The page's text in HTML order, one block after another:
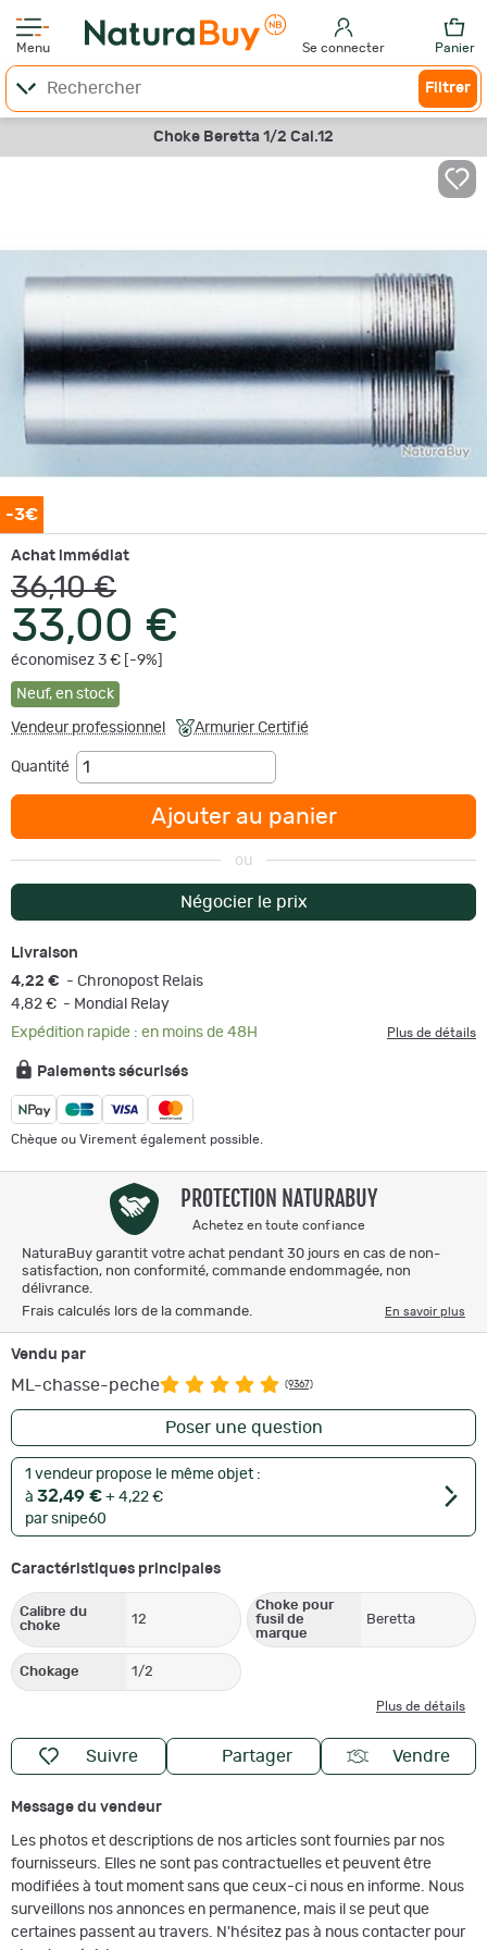
Menu Se connecter Panier
Filtrer
Choke Beretta 1/2 Cal.12
-3€
Achat immédiat
36,10 €
33,00 €
économisez 3 € [-9%]
Neuf, en stock
Vendeur professionnel Armurier Certifié
Quantité
Ajouter au panier
ou
Négocier le prix
Livraison
4,22 € - Chronopost Relais
4,82 € - Mondial Relay
Expédition rapide : en moins de 48H
Plus de détails
Paiements sécurisés
Chèque ou Virement également possible.
PROTECTION NATURABUY
Achetez en toute confiance
NaturaBuy garantit votre achat pendant 30 jours en cas de non-
satisfaction, non conformité, commande endommagée, non
délivrance.
Frais calculés lors de la commande.
En savoir plus
Vendu par
ML-chasse-peche (9367)
Poser une question
1 vendeur propose le même objet :
à 32,49 € + 4,22 €
par snipe60
Caractéristiques principales
Calibre du
choke
12
Choke pour
fusil de
marque
Beretta
Chokage 1/2
Plus de détails
Suivre Partager Vendre
Message du vendeur
Les photos et descriptions de nos articles sont fournies par nos
fournisseurs. Elles ne sont pas contractuelles et peuvent être
modifiées à tout moment sans que ceux-ci nous en informe. Nous
surveillons nos annonces en permanence, mais il se peut que
certaines passent au travers. N'hésitez pas à nous contacter pour